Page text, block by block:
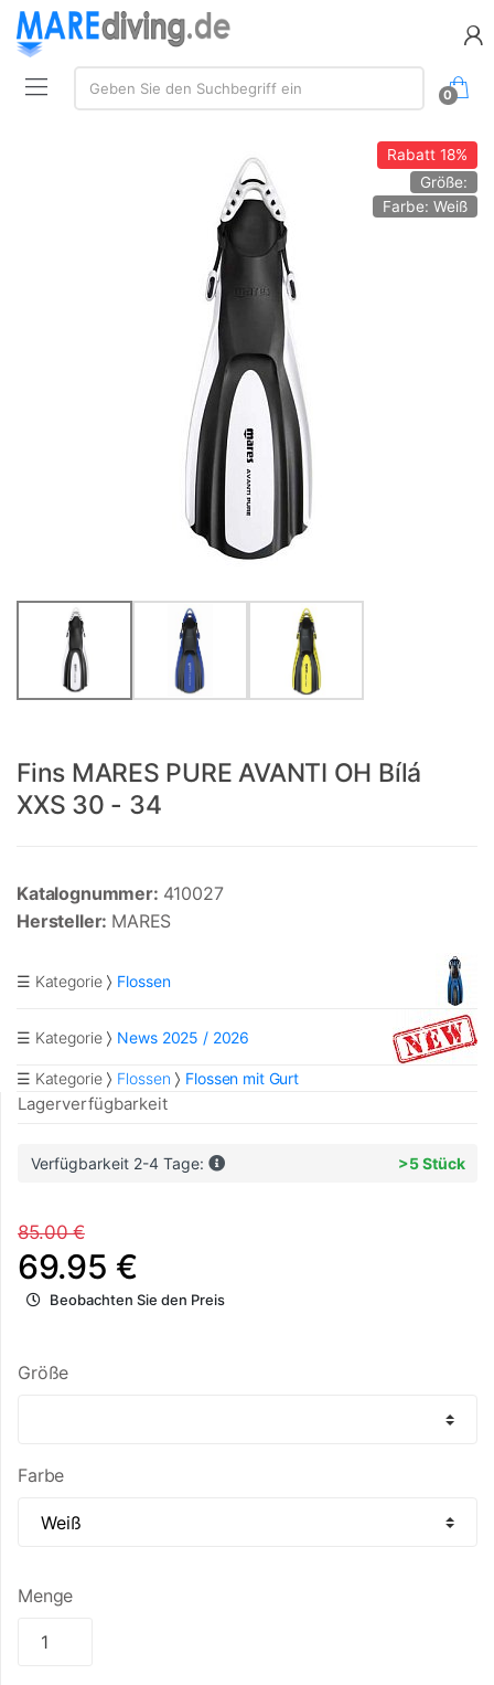
Suche:
Geben Sie den Suchbegriff ein
0
Rabatt18%
Größe:
Farbe: Weiß
Fins MARES PURE AVANTI OH Bílá
XXS 30 - 34
Katalognummer: 410027
Hersteller: MARES
☰ Kategorie Flossen
☰ Kategorie News 2025 / 2026
☰ Kategorie Flossen Flossen mit Gurt
Lagerverfügbarkeit
Verfügbarkeit 2-4 Tage: >5 Stück
85.00 €
69.95 €
Beobachten Sie den Preis
Größe
Farbe
Menge